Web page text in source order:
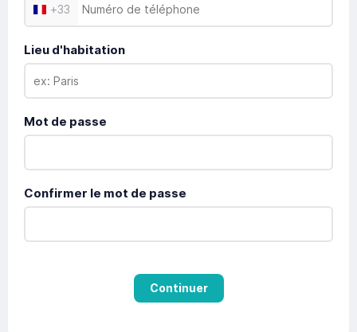
+33
Lieu d'habitation
Mot de passe
Confirmer le mot de passe
Continuer